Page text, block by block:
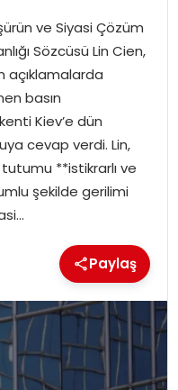
ve Siyasi Çözüm
Sözcüsü Lin Cien,
açıklamalarda
basın
Kiev’e dün
cevap verdi. Lin,
**istikrarlı ve
şekilde gerilimi
Paylaş